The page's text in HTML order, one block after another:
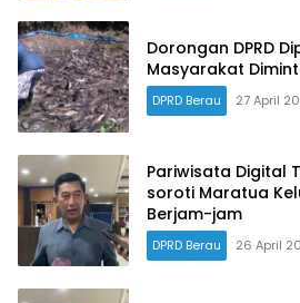
Dorongan DPRD
Masyarakat
DPRD Berau 27 April
Pariwisata Digital
soroti Maratua
Berjam-jam
DPRD Berau 26 April